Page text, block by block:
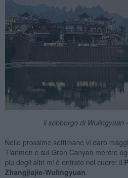
il sobborgo di Wulingyuan
Nelle prossime settimane vi darò
Tianmen e sul Gran Canyon mentre
più degli altri mi è entrato nel cuore: il
Zhangjiajie-Wulingyuan.